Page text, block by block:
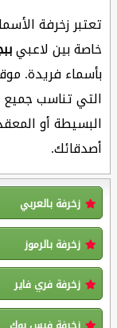
تعتبر زخرفة
خاصة بين لاعبي
بأسماء فريدة.
التي تناسب جميع
البسيطة أو
أصدقائك.
زخرفة بالعربي
زخرفة بالرموز
زخرفة فري فاير